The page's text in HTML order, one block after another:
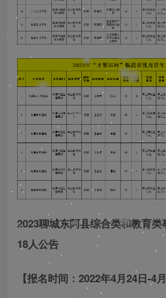
2023聊城东阿县综合类和教育
18人公告
【报名时间：2022年4月24日-4月